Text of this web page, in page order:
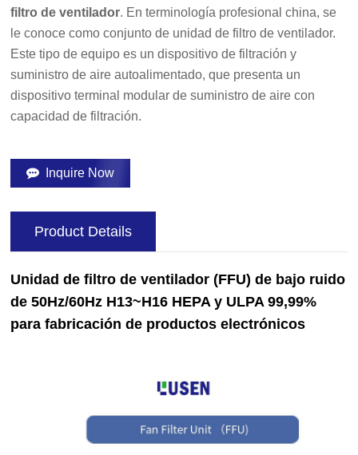
filtro de ventilador. En terminología profesional china, se
le conoce como conjunto de unidad de filtro de ventilador.
Este tipo de equipo es un dispositivo de filtración y
suministro de aire autoalimentado, que presenta un
dispositivo terminal modular de suministro de aire con
capacidad de filtración.
Inquire Now
Product Details
Unidad de filtro de ventilador (FFU) de bajo ruido
de 50Hz/60Hz H13~H16 HEPA y ULPA 99,99%
para fabricación de productos electrónicos